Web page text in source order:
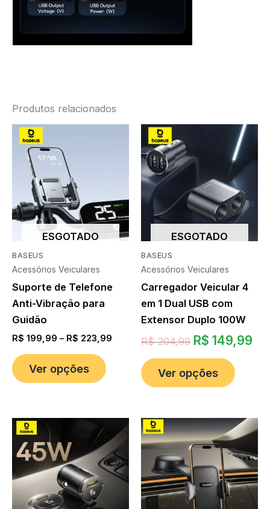
Produtos relacionados
BASEUS
ESGOTADO
Acessórios Veiculares
Suporte de Telefone
Anti-Vibração para
Guidão
R$ 199,99 – R$ 223,99
Ver opções
BASEUS
ESGOTADO
Acessórios Veiculares
Carregador Veicular 4
em 1 Dual USB com
Extensor Duplo 100W
R$204,99 R$ 149,99
Ver opções